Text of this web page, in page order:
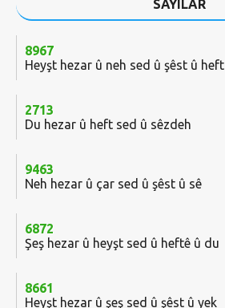
SAYILAR
8967
Heyşt hezar û neh sed û şêst û heft
2713
Du hezar û heft sed û sêzdeh
9463
Neh hezar û çar sed û şêst û sê
6872
Şeş hezar û heyşt sed û heftê û du
8661
Heyşt hezar û şeş sed û şêst û yek